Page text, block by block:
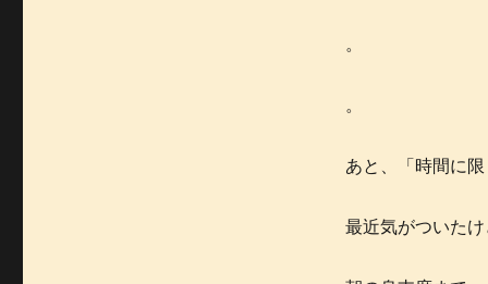
。
。
あと、「時間に
最近気がついた